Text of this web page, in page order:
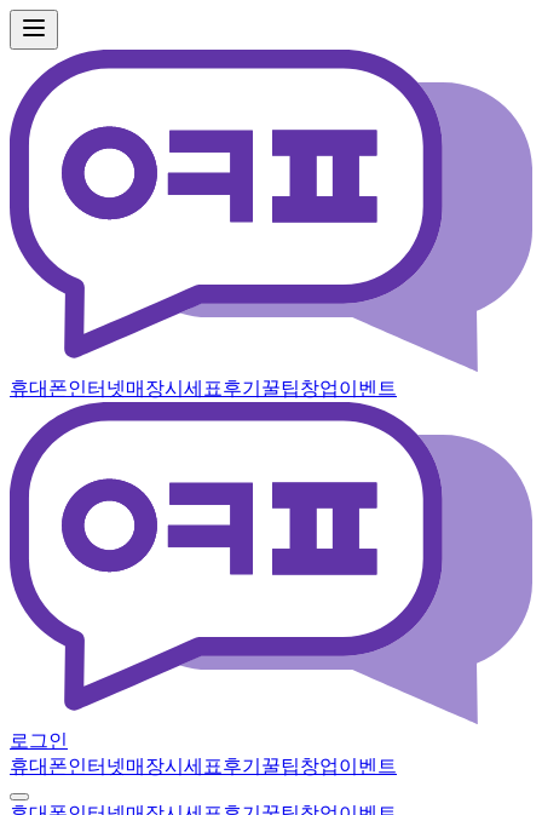
휴대폰인터넷매장시세표후기 꿀팁창업이벤트
로그인
휴대폰인터넷매장시세표후기 꿀팁창업이벤트